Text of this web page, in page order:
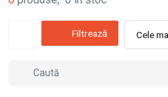
Filtrează Cele